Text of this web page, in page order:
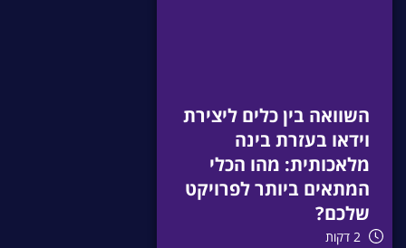
השוואה בין כלים ליצירת
וידאו בעזרת בינה
מלאכותית: מהו הכלי
המתאים ביותר לפרויקט
שלכם?
2 דקות